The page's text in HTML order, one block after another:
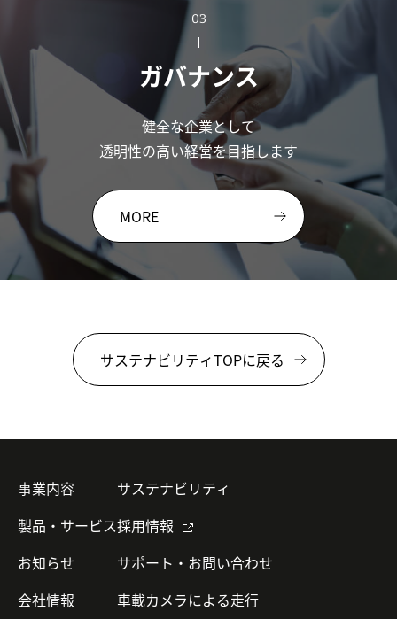
03
ガバナンス
健全な企業として
透明性の高い経営を目指します
MORE
サステナビリティTOPに戻る
事業内容
製品・サービス
お知らせ
会社情報
サステナビリティ
採用情報
サポート・お問い合わせ
車載カメラによる走行